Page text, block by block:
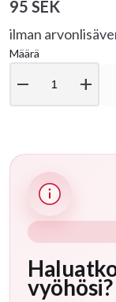
95 SEK
ilman
Määrä
remove add
vyöhösi?